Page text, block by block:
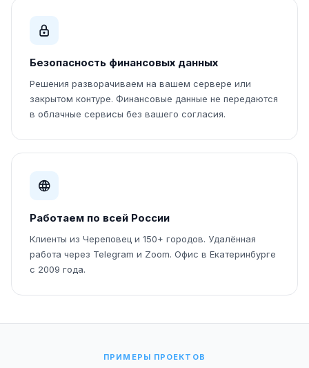
Безопасность финансовых данных
Решения разворачиваем на вашем сервере или
закрытом контуре. Финансовые данные не передаются
в облачные сервисы без вашего согласия.
Работаем по всей России
Клиенты из Череповец и 150+ городов. Удалённая
работа через Telegram и Zoom. Офис в Екатеринбурге
с 2009 года.
ПРИМЕРЫ ПРОЕКТОВ